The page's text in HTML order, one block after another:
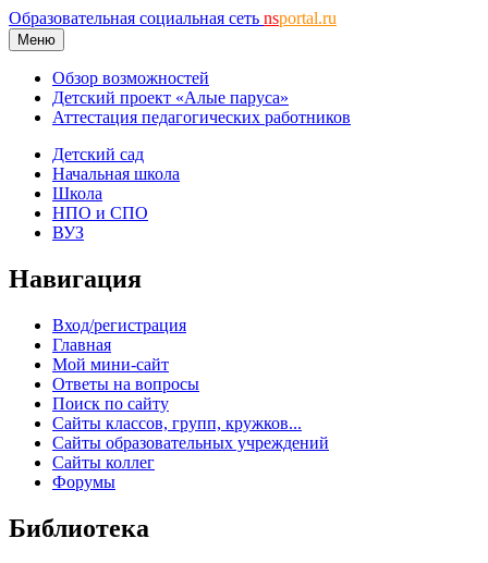
Образовательная социальная сеть nsportal.ru
Меню
Обзор возможностей
Детский проект «Алые паруса»
Аттестация педагогических работников
Детский сад
Начальная школа
Школа
НПО и СПО
ВУЗ
Навигация
Вход/регистрация
Главная
Мой мини-сайт
Ответы на вопросы
Поиск по сайту
Сайты классов, групп, кружков...
Сайты образовательных учреждений
Сайты коллег
Форумы
Библиотека